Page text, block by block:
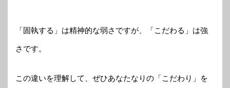
「固執する」は精神的な弱さですが、「こだわる」は強
さです。
この違いを理解して、ぜひあなたなりの「こだわり」を